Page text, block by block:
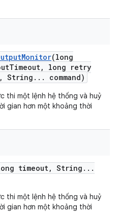
Monitor(long
Timeout,
long retry
, String . . . command)
thi một lệnh hệ thống và huỷ
gian hơn một khoảng thời
timeout, String . . .
thi một lệnh hệ thống và huỷ
gian hơn một khoảng thời